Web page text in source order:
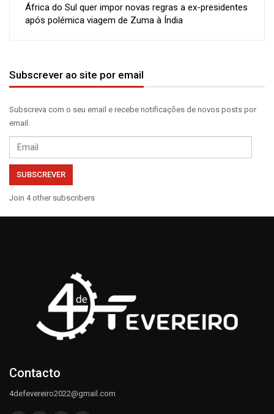
África do Sul quer impor novas regras a ex-presidentes
após polémica viagem de Zuma à Índia
Subscrever ao site por email
Subscreva com o seu email e recebe notificações de novos posts por
email.
Email
SUBSCREVER
Join 4 other subscribers
Contacto
4defevereiro2022@gmail.com